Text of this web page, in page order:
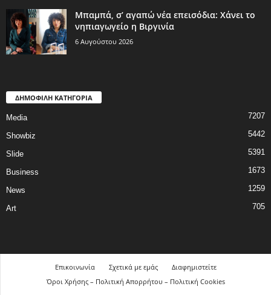
Μπαμπά, σ’ αγαπώ νέα επεισόδια: Χάνει το
νηπιαγωγείο η Βιργινία
6 Αυγούστου 2026
ΔΗΜΟΦΙΛΗ ΚΑΤΗΓΟΡΙΑ
Media 7207
Showbiz 5442
Slide 5391
Business 1673
News 1259
Art 705
Επικοινωνία Σχετικά με εμάς
Διαφημιστείτε
Όροι Χρήσης – Πολιτική Απορρήτου – Πολιτική Cookies